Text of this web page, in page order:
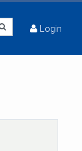
Login